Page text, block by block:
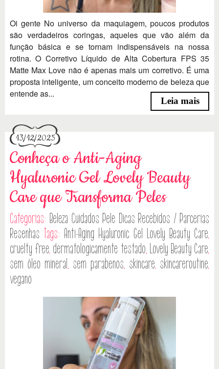
Oi gente No universo da maquiagem, poucos produtos
são verdadeiros coringas, aqueles que vão além da
função básica e se tornam indispensáveis na nossa
rotina. O Corretivo Líquido de Alta Cobertura FPS 35
Matte Max Love não é apenas mais um corretivo. É uma
proposta inteligente, um conceito moderno de beleza que
entende as...
Leia mais
13/12/2025
Conheça o Anti-Aging
Hyaluronic Gel Lovely Beauty
Care que Transforma Peles
Categorias: Beleza Cuidados Pele Dicas Recebidos / Parcerias
Resenhas Tags: Anti-Aging Hyaluronic Gel Lovely Beauty Care,
cruelty free, dermatologicamente testado, Lovely Beauty Care,
sem óleo mineral, sem parabenos, skincare, skincareroutine,
vegano